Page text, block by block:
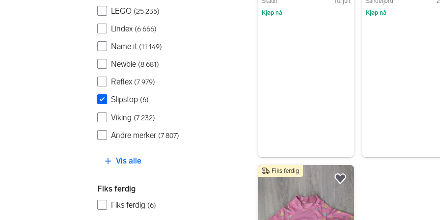
LEGO (25 235)
Lindex (6 666)
Name it (11 149)
Newbie (8 681)
Reflex (7 979)
Slipstop (6)
Viking (7 232)
Andre merker (7 807)
Vis alle
Fiks ferdig
Fiks ferdig (6)
Kjøp nå
Kjøp nå
Fiks ferdig
Legg til som favoritt.